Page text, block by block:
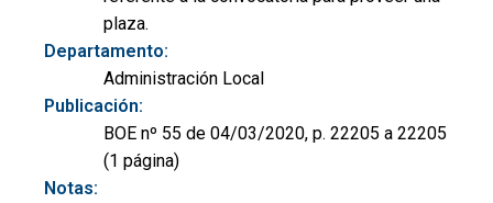
plaza.
Departamento:
Administración Local
Publicación:
BOE nº 55 de 04/03/2020, p. 22205 a 22205
(1 página)
Notas: